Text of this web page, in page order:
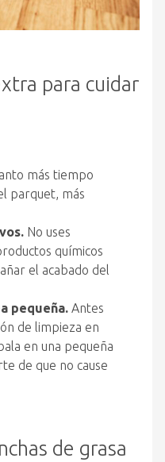
para cuidar
más tiempo
parquet, más
No uses
químicos
el acabado del
pequeña. Antes
de limpieza en
en una pequeña
de que no cause
de grasa